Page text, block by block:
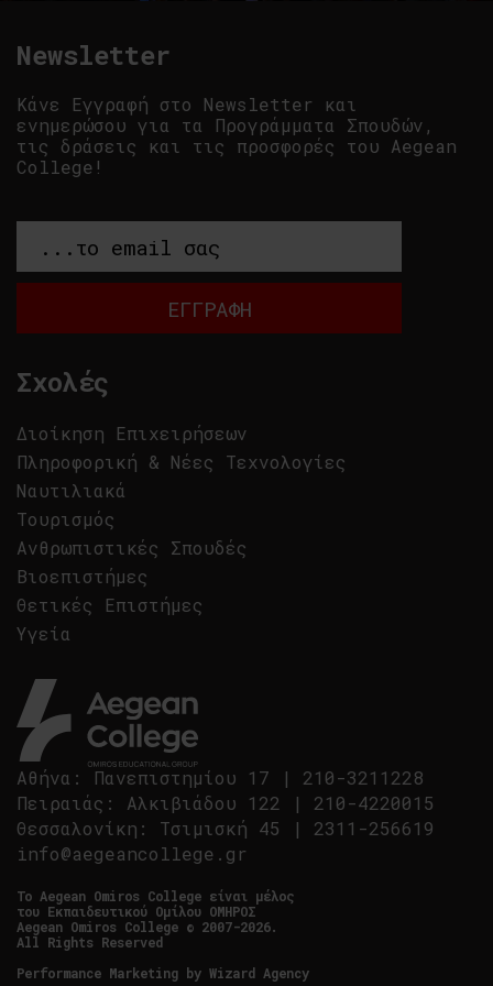
Αθήνα : Πανεπιστημίου 17 | 210-3211228
Πειραιάς : Αλκιβιάδου 122 | 210-4220015
Θεσσαλονίκη : Τσιμισκή 45 | 2311-256619
info@aegeancollege.gr
Tο Aegean Omiros College είναι μέλος
του Εκπαιδευτικού Ομίλου ΟΜΗΡΟΣ
Aegean Omiros College © 2007-2026.
All Rights Reserved
Performance Marketing by Wizard Agency
Σχολές
Διοίκηση Επιχειρήσεων
Πληροφορική & Νέες Τεχνολογίες
Ναυτιλιακά
Τουρισμός
Ανθρωπιστικές Σπουδές
Βιοεπιστήμες
Θετικές Επιστήμες
Υγεία
Newsletter
Κάνε Εγγραφή στο Newsletter και
ενημερώσου για τα Προγράμματα Σπουδών,
τις δράσεις και τις προσφορές του Aegean
College!